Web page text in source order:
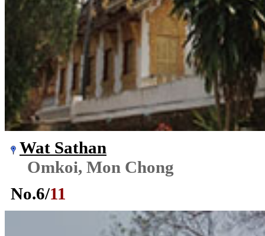
Wat Sathan
Omkoi, Mon Chong
No.6/11